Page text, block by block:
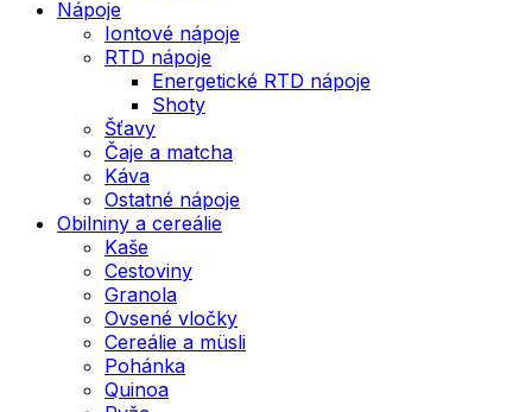
Nápoje
Iontové nápoje
RTD nápoje
Energetické RTD nápoje
Shoty
Šťavy
Čaje a matcha
Káva
Ostatné nápoje
Obilniny a cereálie
Kaše
Cestoviny
Granola
Ovsené vločky
Cereálie a müsli
Pohánka
Quinoa